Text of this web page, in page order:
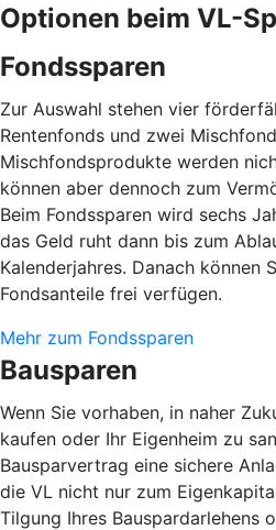
Optionen beim VL-
Fondssparen
Zur Auswahl stehen vier
Rentenfonds und zwei
Mischfondsprodukte werden
können aber dennoch zum
Beim Fondssparen wird sechs
das Geld ruht dann bis zum
Kalenderjahres. Danach können
Fondsanteile frei verfügen.
Mehr zum Fondssparen
Bausparen
Wenn Sie vorhaben, in naher
kaufen oder Ihr Eigenheim zu
Bausparvertrag eine sichere
die VL nicht nur zum
Tilgung Ihres Bauspardarlehens